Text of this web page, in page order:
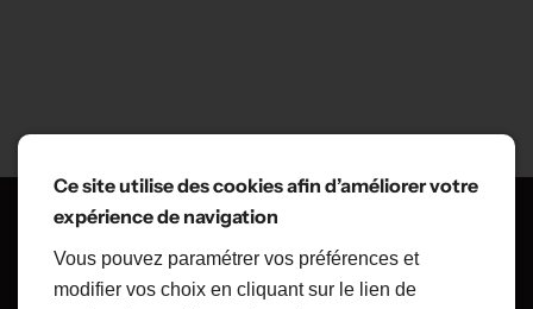
Ce site utilise des cookies afin d’améliorer votre
expérience de navigation
Vous pouvez paramétrer vos préférences et
modifier vos choix en cliquant sur le lien de